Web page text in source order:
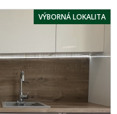
VÝBORNÁ LOKALITA